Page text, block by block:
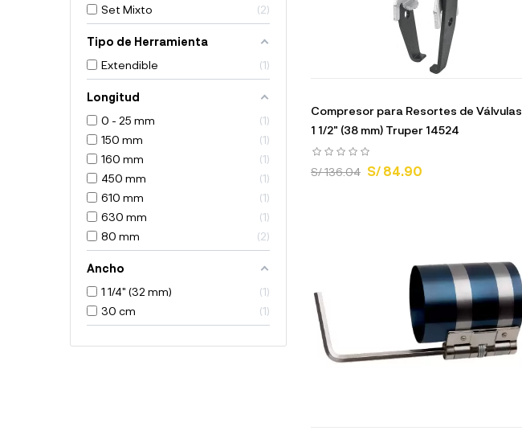
Set Mixto
2
Tipo de Herramienta
Extendible
1
Longitud
0 - 25 mm
1
150 mm
1
160 mm
1
450 mm
1
610 mm
1
630 mm
1
80 mm
2
Ancho
1 1/4" (32 mm)
1
30 cm
1
Compresor para Resortes de Válvulas
1 1/2" (38 mm) Truper 14524
S/ 136.04 S/ 84.90